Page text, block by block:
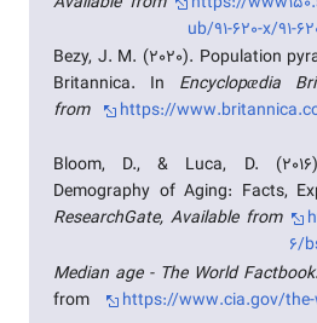
ub/91-620-x/91-
Bezy, J. M. (2020). Population
Britannica. In Encyclopædia
from
https://
Bloom, D., & Luca, D.
Demography of Aging: Facts,
ResearchGate, Available from
6/
Median age - The World Factbook
from
https://www.cia.gov/